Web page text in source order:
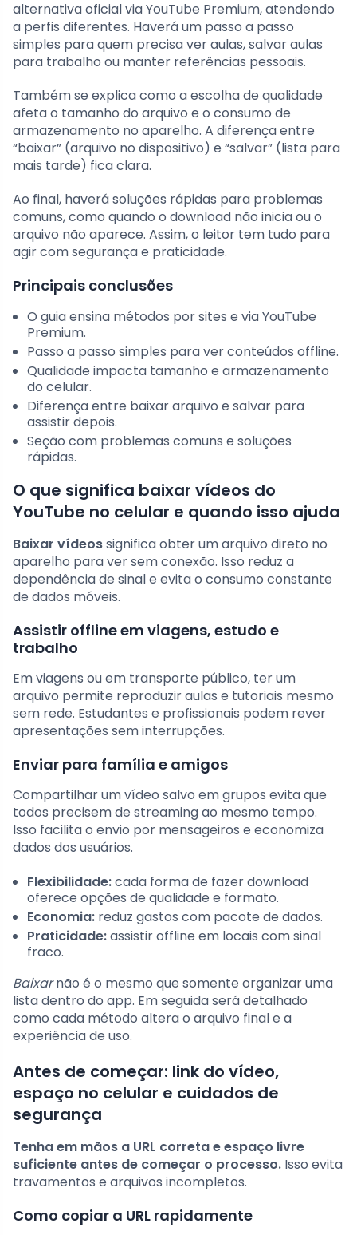
alternativa oficial via YouTube Premium, atendendo
a perfis diferentes. Haverá um passo a passo
simples para quem precisa ver aulas, salvar aulas
para trabalho ou manter referências pessoais.
Também se explica como a escolha de qualidade
afeta o tamanho do arquivo e o consumo de
armazenamento no aparelho. A diferença entre
“baixar” (arquivo no dispositivo) e “salvar” (lista para
mais tarde) fica clara.
Ao final, haverá soluções rápidas para problemas
comuns, como quando o download não inicia ou o
arquivo não aparece. Assim, o leitor tem tudo para
agir com segurança e praticidade.
Principais conclusões
O guia ensina métodos por sites e via YouTube
Premium.
Passo a passo simples para ver conteúdos offline.
Qualidade impacta tamanho e armazenamento
do celular.
Diferença entre baixar arquivo e salvar para
assistir depois.
Seção com problemas comuns e soluções
rápidas.
O que significa baixar vídeos do
YouTube no celular e quando isso ajuda
Baixar vídeossignifica obter um arquivo direto no
aparelho para ver sem conexão. Isso reduz a
dependência de sinal e evita o consumo constante
de dados móveis.
Assistir offline em viagens, estudo e
trabalho
Em viagens ou em transporte público, ter um
arquivo permite reproduzir aulas e tutoriais mesmo
sem rede. Estudantes e profissionais podem rever
apresentações sem interrupções.
Enviar para família e amigos
Compartilhar um vídeo salvo em grupos evita que
todos precisem de streaming ao mesmo tempo.
Isso facilita o envio por mensageiros e economiza
dados dos usuários.
Flexibilidade:cada forma de fazer download
oferece opções de qualidade e formato.
Economia: reduz gastos com pacote de dados.
Praticidade:assistir offline em locais com sinal
fraco.
Baixarnão é o mesmo que somente organizar uma
lista dentro do app. Em seguida será detalhado
como cada método altera o arquivo final e a
experiência de uso.
Antes de começar: link do vídeo,
espaço no celular e cuidados de
segurança
Tenha em mãos a URL correta e espaço livre
suficiente antes de começar o processo. Isso evita
travamentos e arquivos incompletos.
Como copiar a URL rapidamente